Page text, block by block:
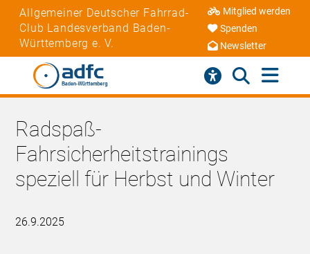
Allgemeiner Deutscher Fahrrad-
Club Landesverband Baden-
Württemberg e. V.
Mitglied werden
Spenden
Newsletter
Radspaß-
Fahrsicherheitstrainings
speziell für Herbst und Winter
26.9.2025